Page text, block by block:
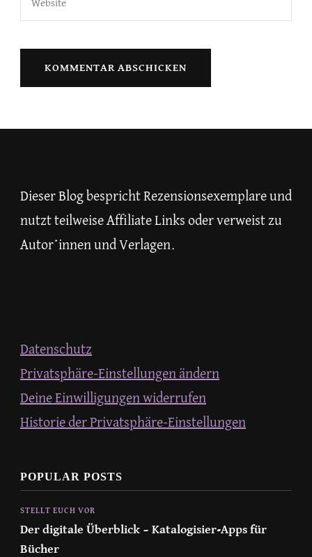
Dieser Blog bespricht Rezensionsexemplare und
nutzt teilweise Affiliate Links oder verweist zu
Autor*innen und Verlagen.
Datenschutz
Privatsphäre-Einstellungen ändern
Deine Einwilligungen widerrufen
Historie der Privatsphäre-Einstellungen
POPULAR POSTS
STELLT EUCH VOR
Der digitale Überblick – Katalogisier-Apps für
Bücher